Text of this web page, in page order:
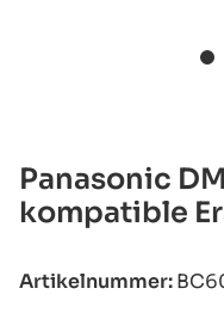
Panasonic
kompatible
Artikelnummer: